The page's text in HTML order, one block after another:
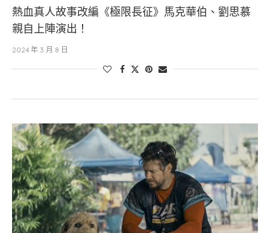
熱血真人故事改編《極限長征》馬克華伯、劉思慕
親自上陣演出！
2024 年 3 月 8 日